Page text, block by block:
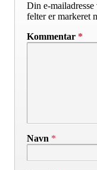
Din e-
felter er markeret
Kommentar *
Navn *